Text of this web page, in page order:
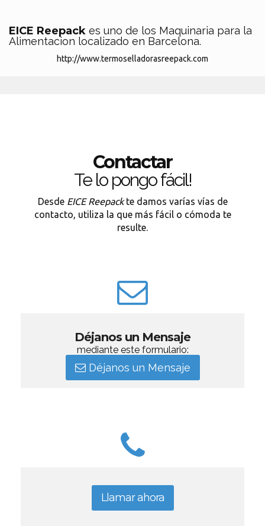
EICE Reepack es uno de los Maquinaria para la
Alimentacion localizado en Barcelona.
http://www.termoselladorasreepack.com
Contactar
Te lo pongo fácil!
Desde EICE Reepackte damos varías vías de
contacto, utiliza la que más fácil o cómoda te
resulte.
Déjanos un Mensaje
mediante este formulario:
Déjanos un Mensaje
Llamar ahora